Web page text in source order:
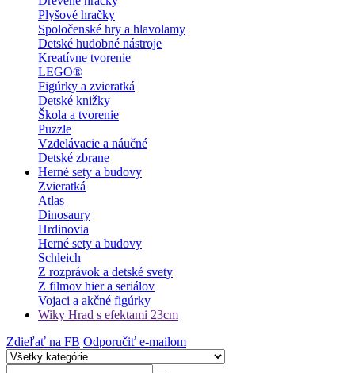
Plyšové hračky
Spoločenské hry a hlavolamy
Detské hudobné nástroje
Kreatívne tvorenie
LEGO®
Figúrky a zvieratká
Detské knižky
Škola a tvorenie
Puzzle
Vzdelávacie a náučné
Detské zbrane
Herné sety a budovy
Zvieratká
Atlas
Dinosaury
Hrdinovia
Herné sety a budovy
Schleich
Z rozprávok a detské svety
Z filmov hier a seriálov
Vojaci a akčné figúrky
Wiky Hrad s efektami 23cm
Zdieľať na FB Odporučiť e-mailom